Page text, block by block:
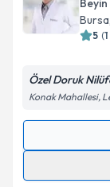
Bursa,
5 (1
Özel Doruk
Konak Mahallesi,